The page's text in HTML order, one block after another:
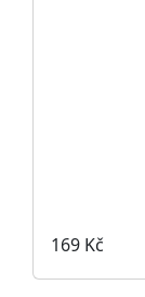
169 Kč